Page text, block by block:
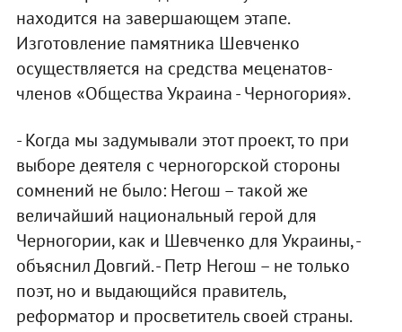
находится на завершающем этапе.
Изготовление памятника Шевченко
осуществляется на средства меценатов-
членов «Общества Украина - Черногория».
- Когда мы задумывали этот проект, то при
выборе деятеля с черногорской стороны
сомнений не было: Негош – такой же
величайший национальный герой для
Черногории, как и Шевченко для Украины, -
объяснил Довгий. - Петр Негош – не только
поэт, но и выдающийся правитель,
реформатор и просветитель своей страны.